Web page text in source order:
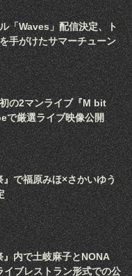
「Waves」配信決定、ト
手がけたサマーチューン
の2マンライブ『M bit
で厳選ライブ映像公開
で福原みほ×さかいゆう
内で土岐麻子とNONA
ブレストラン形式での公